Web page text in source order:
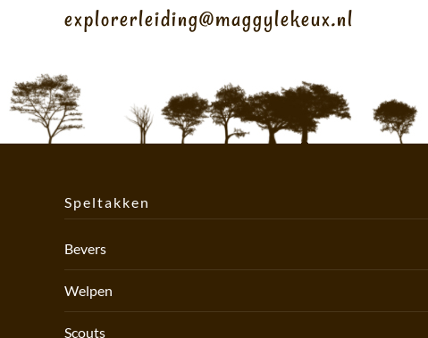
explorerleiding@maggylekeux.nl
Speltakken
Bevers
Welpen
Scouts